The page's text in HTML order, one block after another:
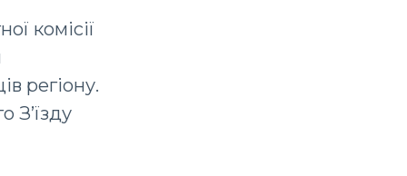
комісії
регіону.
З’їзду